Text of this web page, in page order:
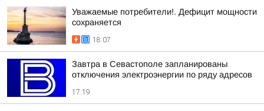
Уважаемые потребители!. Дефицит мощности
сохраняется
18:07
Завтра в Севастополе запланированы
отключения электроэнергии по ряду адресов
17:19